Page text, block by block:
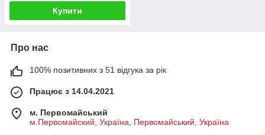
Купити
Про нас
100% позитивних з 51 відгука за рік
Працює з 14.04.2021
м. Первомайський
м.Первомайский, Україна, Первомайський, Україна